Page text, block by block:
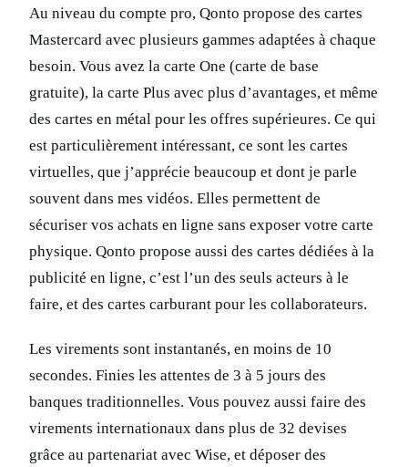
Au niveau du compte pro, Qonto propose des cartes
Mastercard avec plusieurs gammes adaptées à chaque
besoin. Vous avez la carte One (carte de base
gratuite), la carte Plus avec plus d’avantages, et même
des cartes en métal pour les offres supérieures. Ce qui
est particulièrement intéressant, ce sont les cartes
virtuelles, que j’apprécie beaucoup et dont je parle
souvent dans mes vidéos. Elles permettent de
sécuriser vos achats en ligne sans exposer votre carte
physique. Qonto propose aussi des cartes dédiées à la
publicité en ligne, c’est l’un des seuls acteurs à le
faire, et des cartes carburant pour les collaborateurs.
Les virements sont instantanés, en moins de 10
secondes. Finies les attentes de 3 à 5 jours des
banques traditionnelles. Vous pouvez aussi faire des
virements internationaux dans plus de 32 devises
grâce au partenariat avec Wise, et déposer des